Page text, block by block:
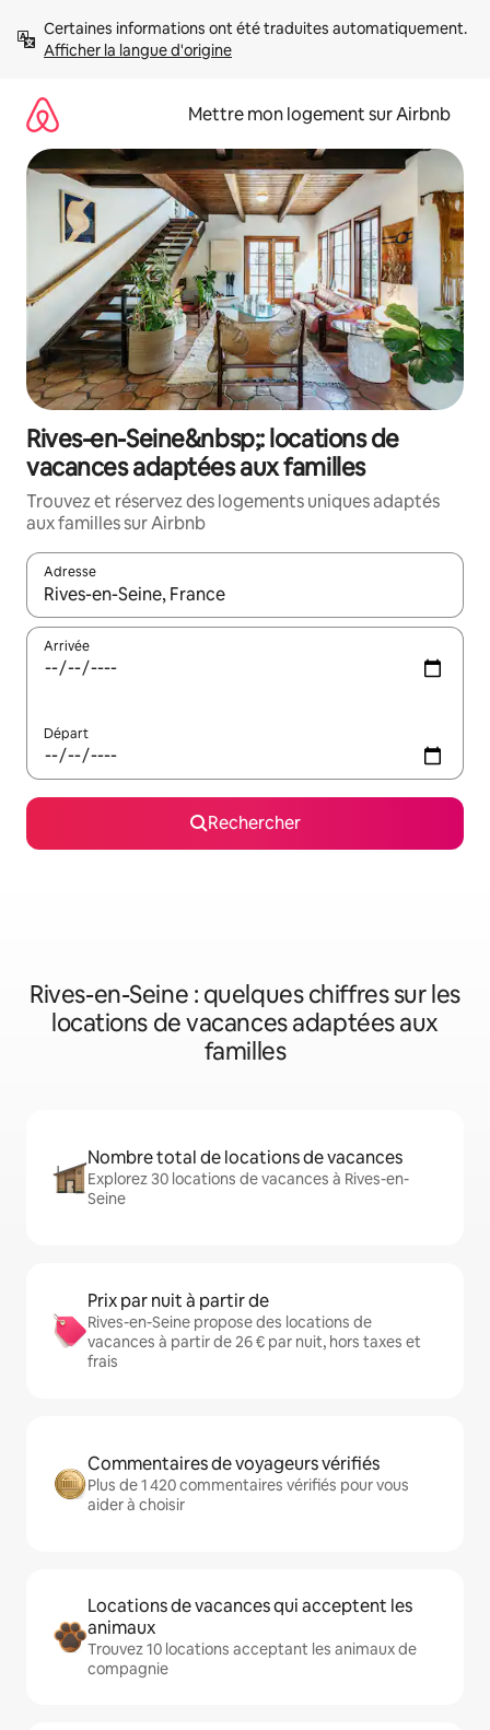
directement
Afficher la langue d'origine
Mettre mon logement sur Airbnb
Rives-en-Seine&nbsp;: locations de
vacances adaptées aux familles
Trouvez et réservez des logements uniques adaptés
aux familles sur Airbnb
Adresse
Lorsque les résultats s'affichent, utilisez les flèches vers le
Arrivée
Départ
Rechercher
Rives-en-Seine : quelques chiffres sur les
locations de vacances adaptées aux
familles
Nombre total de locations de vacances
Explorez 30 locations de vacances à Rives-en-
Seine
Prix par nuit à partir de
Rives-en-Seine propose des locations de
vacances à partir de 26 € par nuit, hors taxes et
frais
Commentaires de voyageurs vérifiés
Plus de 1 420 commentaires vérifiés pour vous
aider à choisir
Locations de vacances qui acceptent les
animaux
Trouvez 10 locations acceptant les animaux de
compagnie